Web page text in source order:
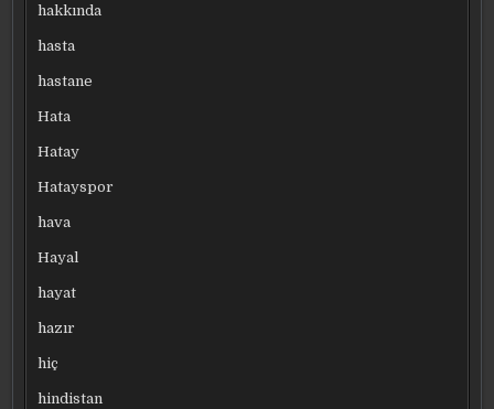
hakkında
hasta
hastane
Hata
Hatay
Hatayspor
hava
Hayal
hayat
hazır
hiç
hindistan